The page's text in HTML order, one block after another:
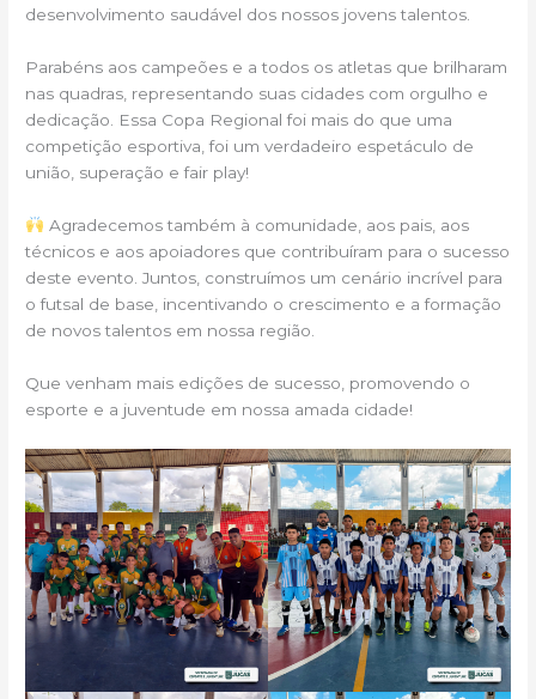
desenvolvimento saudável dos nossos jovens talentos.
Parabéns aos campeões e a todos os atletas que brilharam
nas quadras, representando suas cidades com orgulho e
dedicação. Essa Copa Regional foi mais do que uma
competição esportiva, foi um verdadeiro espetáculo de
união, superação e fair play!
Agradecemos também à comunidade, aos pais, aos
técnicos e aos apoiadores que contribuíram para o sucesso
deste evento. Juntos, construímos um cenário incrível para
o futsal de base, incentivando o crescimento e a formação
de novos talentos em nossa região.
Que venham mais edições de sucesso, promovendo o
esporte e a juventude em nossa amada cidade!